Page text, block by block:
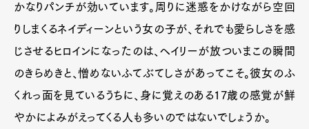
かなりパンチが効いています。周りに迷惑をかけながら空回
りしまくるネイディーンという女の子が、それでも愛らしさを感
じさせるヒロインになったのは、ヘイリーが放ついまこの瞬間
のきらめきと、憎めないふてぶてしさがあってこそ。彼女のふ
くれっ面を見ているうちに、身に覚えのある17歳の感覚が鮮
やかによみがえってくる人も多いのではないでしょうか。